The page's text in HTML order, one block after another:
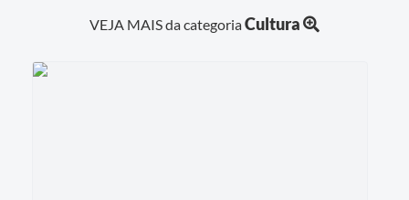
VEJA MAIS da categoriaCultura